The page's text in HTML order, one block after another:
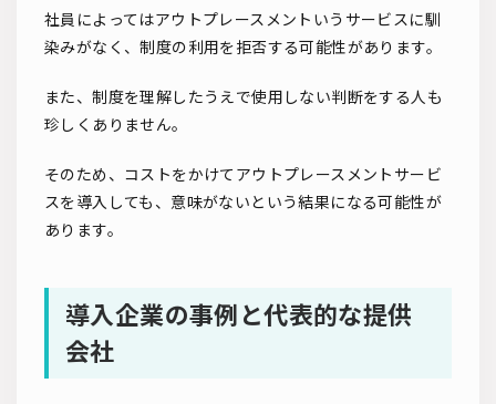
社員によってはアウトプレースメントいうサービスに馴
染みがなく、制度の利用を拒否する可能性があります。
また、制度を理解したうえで使用しない判断をする人も
珍しくありません。
そのため、コストをかけてアウトプレースメントサービ
スを導入しても、意味がないという結果になる可能性が
あります。
導入企業の事例と代表的な提供
会社